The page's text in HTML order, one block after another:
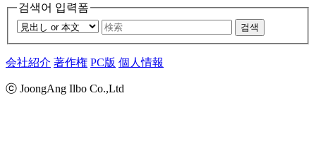
검색어 입력폼
검색
会社紹介 著作権 PC版 個人情報
ⓒ JoongAng Ilbo Co.,Ltd